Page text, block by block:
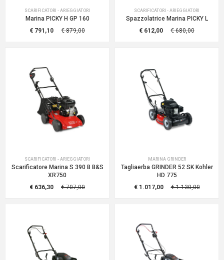
SCARIFICATORI - ARIEGGIATORI
Marina PICKY H GP 160
€ 791,10
€ 879,00
SCARIFICATORI - ARIEGGIATORI
Spazzolatrice Marina PICKY L
€ 612,00
€ 680,00
SCARIFICATORI - ARIEGGIATORI
Scarificatore Marina S 390 B B&S
XR750
€ 636,30
€ 707,00
MARINA GRINDER
Tagliaerba GRINDER 52 SK Kohler
HD 775
€ 1.017,00
€ 1.130,00